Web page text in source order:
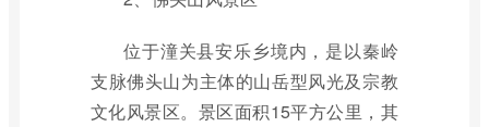
位于潼关县安乐乡境内，是以秦岭
支脉佛头山为主体的山岳型风光及宗教
文化风景区。景区面积15平方公里，其